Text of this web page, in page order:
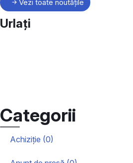
Vezi toate noutățile
Urlați
Categorii
Achiziție (0)